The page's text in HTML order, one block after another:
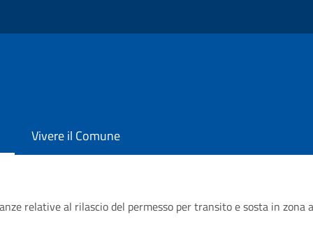
Vivere il Comune
relative al rilascio del permesso per transito e sosta in